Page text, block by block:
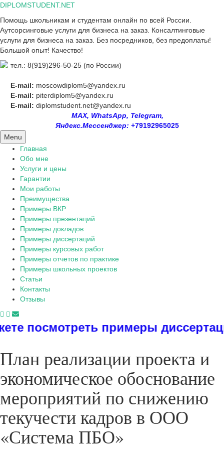
Skip
content
DIPLOMSTUDENT.NET
Помощь школьникам и студентам онлайн по всей России.
Аутсорсинговые услуги для бизнеса на заказ. Консалтинговые
услуги для бизнеса на заказ. Без посредников, без предоплаты!
Большой опыт! Качество!
тел.: 8(919)296-50-25 (по России)
E-mail: moscowdiplom5@yandex.ru
E-mail: piterdiplom5@yandex.ru
E-mail: diplomstudent.net@yandex.ru
MAX, WhatsApp, Telegram,
Яндекс.Мессенджер: +79192965025
Menu
Главная
Обо мне
Услуги и цены
Гарантии
Мои работы
Преимущества
Примеры ВКР
Примеры презентаций
Примеры докладов
Примеры диссертаций
Примеры курсовых работ
Примеры отчетов по практике
Примеры школьных проектов
Статьи
Контакты
Отзывы
диссертаций,
План реализации проекта и
экономическое обоснование
мероприятий по снижению
текучести кадров в ООО
«Система ПБО»